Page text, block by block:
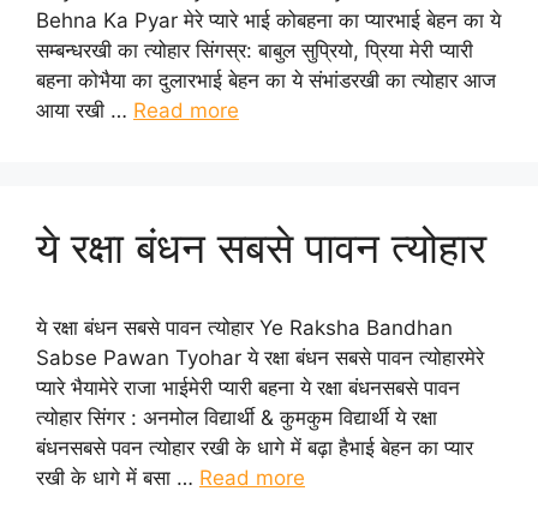
Behna Ka Pyar मेरे प्यारे भाई कोबहना का प्यारभाई बेहन का ये
सम्बन्धरखी का त्योहार सिंगस्र: बाबुल सुप्रियो, प्रिया मेरी प्यारी
बहना कोभैया का दुलारभाई बेहन का ये संभांडरखी का त्योहार आज
आया रखी … Read more
ये रक्षा बंधन सबसे पावन त्योहार
ये रक्षा बंधन सबसे पावन त्योहार Ye Raksha Bandhan
Sabse Pawan Tyohar ये रक्षा बंधन सबसे पावन त्योहारमेरे
प्यारे भैयामेरे राजा भाईमेरी प्यारी बहना ये रक्षा बंधनसबसे पावन
त्योहार सिंगर : अनमोल विद्यार्थी & कुमकुम विद्यार्थी ये रक्षा
बंधनसबसे पवन त्योहार रखी के धागे में बढ़ा हैभाई बेहन का प्यार
रखी के धागे में बसा … Read more